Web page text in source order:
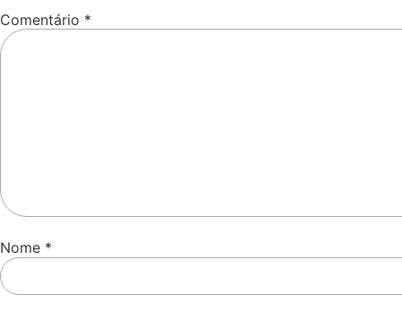
Comentário *
Nome *